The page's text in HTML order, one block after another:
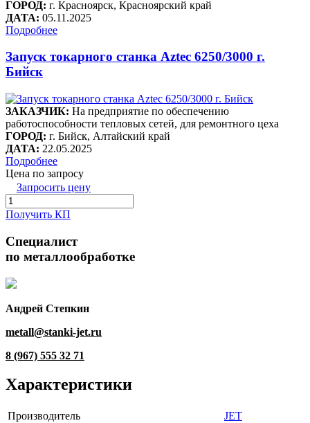
ГОРОД: г. Красноярск, Красноярский край
ДАТА: 05.11.2025
Подробнее
Запуск токарного станка Aztec 6250/3000 г.
Бийск
ЗАКАЗЧИК: На предприятие по обеспечению
работоспособности тепловых сетей, для ремонтного цеха
ГОРОД: г. Бийск, Алтайский край
ДАТА: 22.05.2025
Подробнее
Цена по запросу
Запросить цену
Получить КП
Специалист
по металлообработке
Андрей Степкин
metall@stanki-jet.ru
8 (967) 555 32 71
Характеристики
Производитель
JET